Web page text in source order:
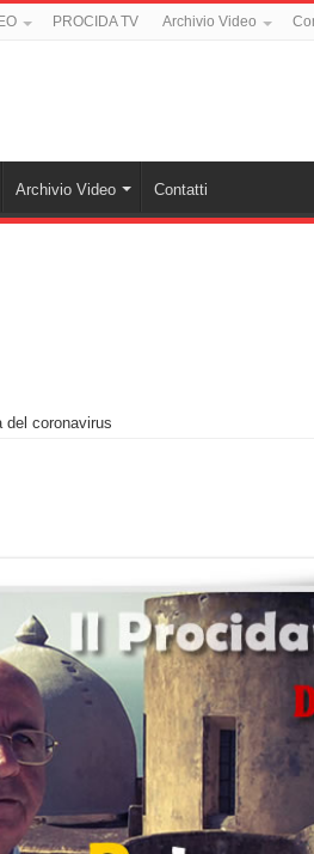
PROCIDA TV Archivio Video
Archivio Video Contatti
del coronavirus